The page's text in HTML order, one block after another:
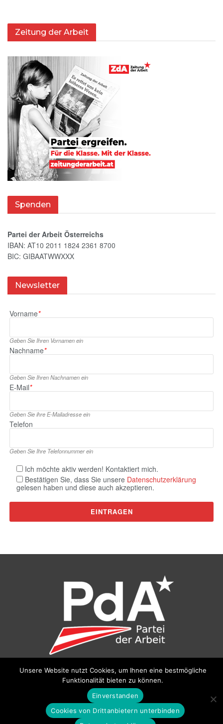
Zeitung der Arbeit
Spenden
Partei der Arbeit Österreichs
IBAN: AT10 2011 1824 2361 8700
BIC: GIBAATWWXXX
Newsletter
Vorname*
Geben Sie Ihren Vornamen ein
Nachname*
Geben Sie Ihren Nachnamen ein
E‑Mail*
Geben Sie ihre E‑Mailadresse ein
Telefon
Geben Sie Ihre Telefonnummer ein
Ich möchte aktiv werden! Kontaktiert mich.
Bestätigen Sie, dass Sie unsere Datenschutzerklärung
gelesen haben und diese auch akzeptieren.
Partei der Arbeit (PdA), Bundesbüro: Drorygasse 21, 1030
pda@parteiderarbeit.at
Datenschutzerklärung
Unsere Website nutzt Cookies, um Ihnen eine bestmögliche
Funktionalität bieten zu können.
Einverstanden
Cookies von Drittanbietern unterbinden